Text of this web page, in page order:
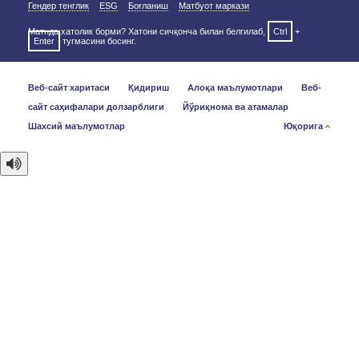
Гендер тенглик
ESG Боғланиш Матбуот маркази
Матнда хатолик борми? Хатони сичқонча билан белгилаб, Ctrl
+
Enter
тугмасини босинг.
Веб-сайт харитаси Қидириш Алоқа маълумотлари
Веб-
сайт саҳифалари долзарблиги
Йўриқнома ва атамалар
Шахсий маълумотлар
Юқорига